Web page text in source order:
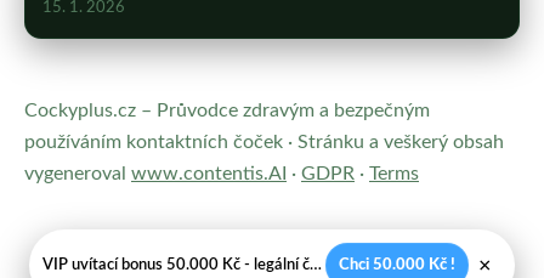
15. 1. 2026
Cockyplus.cz – Průvodce zdravým a bezpečným
používáním kontaktních čoček · Stránku a veškerý obsah
vygeneroval www.contentis.AI · GDPR · Terms
VIP uvítací bonus 50.000 Kč - legální české kasíno Chci 50.000 Kč ! ×